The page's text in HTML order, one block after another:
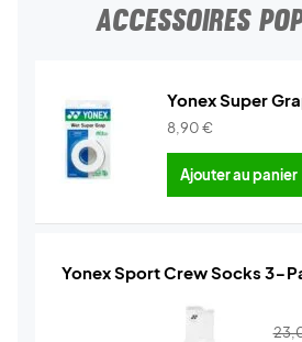
ACCESSOIRES
Yonex Super
8,90€
Ajouter au panier
Yonex Sport Crew Socks 3-